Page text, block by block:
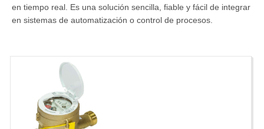
en tiempo real. Es una solución sencilla, fiable y fácil de integrar
en sistemas de automatización o control de procesos.